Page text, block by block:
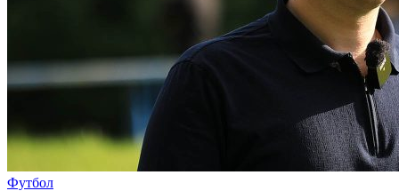
Футбол